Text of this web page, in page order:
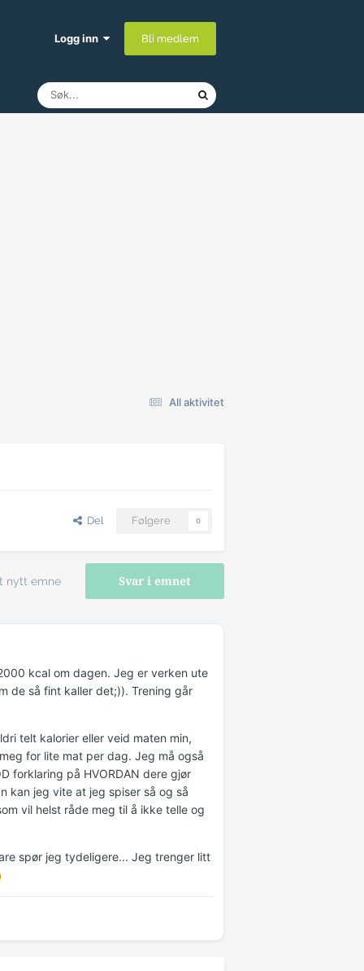
Logg inn Bli medlem
All aktivitet
Del Følgere 0
Svar i emnet
nytt emne
kcal om dagen. Jeg er verken ute
de så fint kaller det;)). Trening går
telt kalorier eller veid maten min,
for lite mat per dag. Jeg må også
forklaring på HVORDAN dere gjør
kan jeg vite at jeg spiser så og så
vil helst råde meg til å ikke telle og
spør jeg tydeligere... Jeg trenger litt